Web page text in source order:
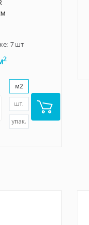
7шт
2
м2
шт.
упак.